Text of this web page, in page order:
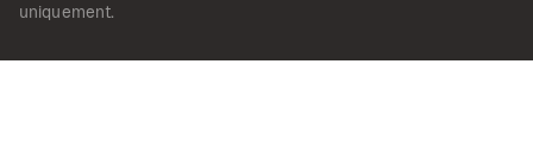
uniquement.